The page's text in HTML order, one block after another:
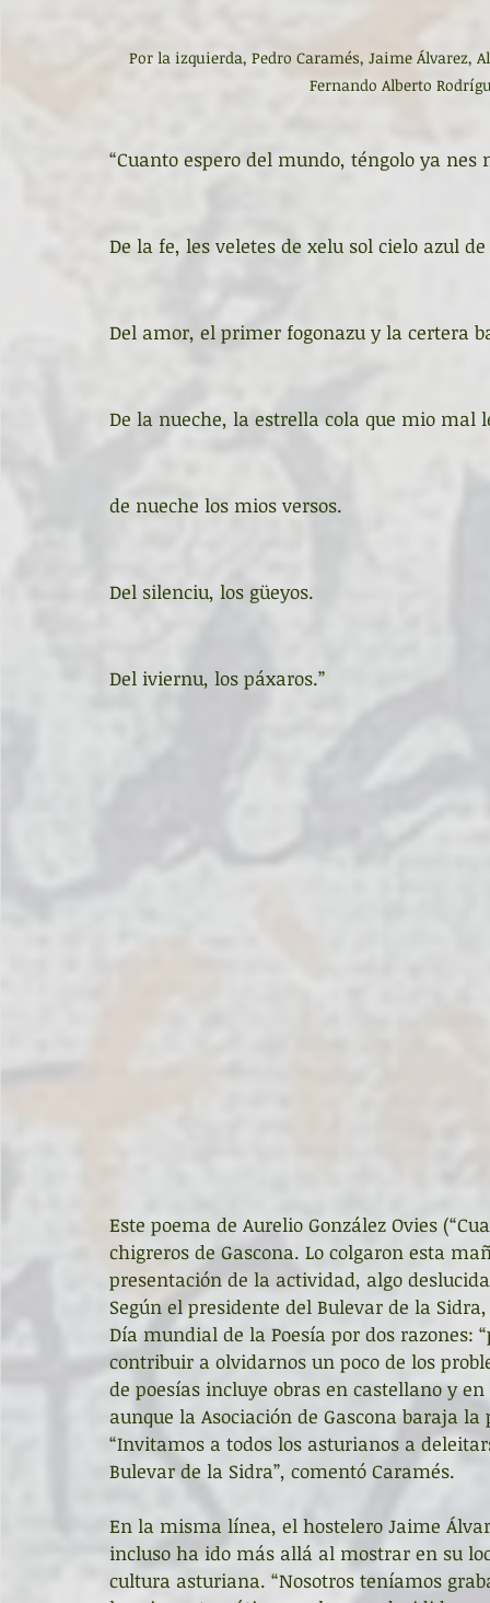
Por la izquierda, Pedro Caramés, Jaime Álvarez,
Fernando Alberto
“Cuanto espero del mundo, téngolo ya nes
De la fe, les veletes de xelu sol cielo azul
Del amor, el primer fogonazu y la certera
De la nueche, la estrella cola que mio mal
de nueche los mios versos.
Del silenciu, los güeyos.
Del iviernu, los páxaros.”
Este poema de Aurelio González Ovies
chigreros de Gascona. Lo colgaron esta
presentación de la actividad, algo
Según el presidente del Bulevar de la
Día mundial de la Poesía por dos
contribuir a olvidarnos un poco de los
de poesías incluye obras en castellano y
aunque la Asociación de Gascona baraja
“Invitamos a todos los asturianos a
Bulevar de la Sidra”, comentó Caramés.
En la misma línea, el hostelero Jaime
incluso ha ido más allá al mostrar en su
cultura asturiana. “Nosotros teníamos